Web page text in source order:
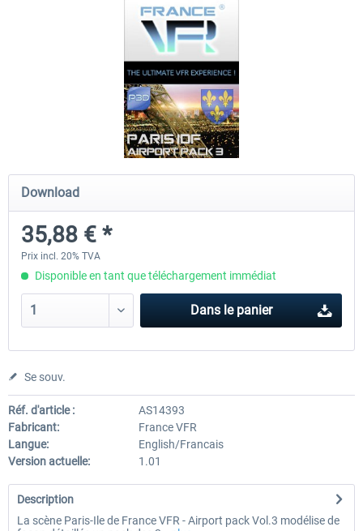
Hamburg-Finkenwerder
Download
35,88 € *
Prix incl. 20% TVA
Disponible en tant que téléchargement immédiat
Dans le panier
Se souv.
Réf. d'article :
AS14393
Fabricant:
France VFR
Langue:
English/Francais
Version actuelle:
1.01
Description
La scène Paris-Ile de France VFR - Airport pack Vol.3 modélise de